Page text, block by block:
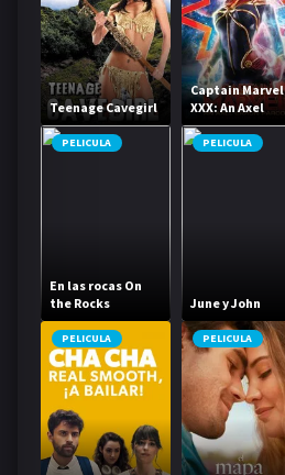
Teenage Cavegirl
Captain Marvel
XXX: An Axel
Braun Parody
PELICULA
En las rocas On
the Rocks
PELICULA
June y John
PELICULA PELICULA